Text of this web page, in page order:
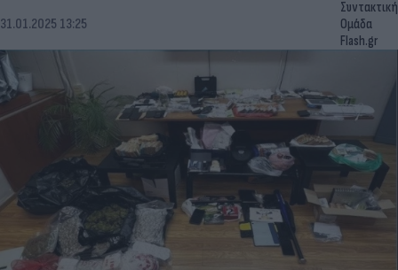
31.01.2025 13:25
Συντακτική
Ομάδα
Flash.gr